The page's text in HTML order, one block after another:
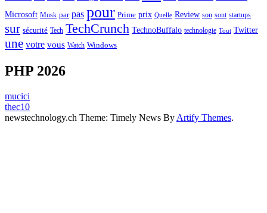
Microsoft Musk par pas pour Prime prix Quelle Review son sont startups
sur sécurité Tech TechCrunch TechnoBuffalo technologie Tout Twitter
une votre vous Watch Windows
PHP 2026
mucici
thec10
newstechnology.ch Theme: Timely News By Artify Themes.